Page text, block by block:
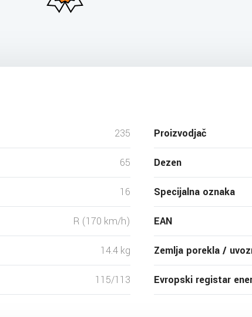
235
65
16
R (170 km/h)
14.4 kg
115/113
Proizvodjač
Dezen
Specijalna oznaka
EAN
Zemlja porekla /
Evropski registar